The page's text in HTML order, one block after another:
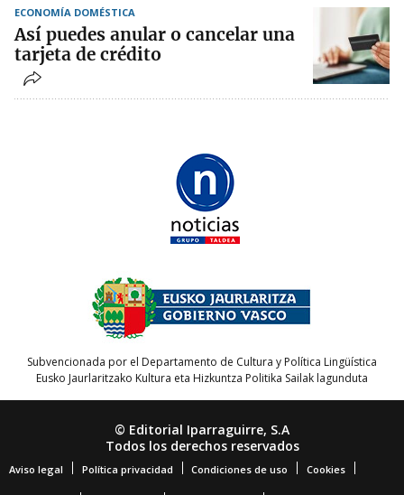
ECONOMÍA DOMÉSTICA
Así puedes anular o cancelar una
tarjeta de crédito
Subvencionada por el Departamento de Cultura y Política Lingüística
Eusko Jaurlaritzako Kultura eta Hizkuntza Politika Sailak lagunduta
© Editorial Iparraguirre, S.A
Todos los derechos reservados
Aviso legal Política privacidad Condiciones de uso Cookies